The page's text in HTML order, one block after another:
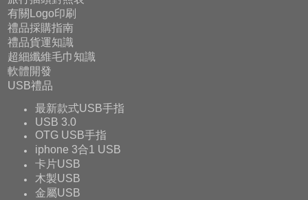
有關Logo印刷
禮品採購指南
禮品貨運知識
超細纖維毛巾知識
軟體開發
USB禮品
最新款式USB手指
USB 3.0
OTG USB手指
iphone 3合1 USB
卡片USB
木製USB
金屬USB